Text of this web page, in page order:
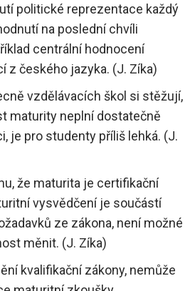
politické reprezentace každý
na poslední chvíli
centrální hodnocení
z českého jazyka. (J. Zíka)
vzdělávacích škol si stěžují,
maturity neplní dostatečně
je pro studenty příliš lehká. (J.
že maturita je certifikační
vysvědčení je součástí
ze zákona, není možné
měnit. (J. Zíka)
kvalifikační zákony, nemůže